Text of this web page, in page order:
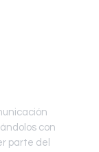
con
parte del